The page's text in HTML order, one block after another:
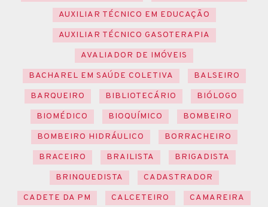
AUXILIAR TÉCNICO EM EDUCAÇÃO
AUXILIAR TÉCNICO GASOTERAPIA
AVALIADOR DE IMÓVEIS
BACHAREL EM SAÚDE COLETIVA
BALSEIRO
BARQUEIRO
BIBLIOTECÁRIO
BIÓLOGO
BIOMÉDICO
BIOQUÍMICO
BOMBEIRO
BOMBEIRO HIDRÁULICO
BORRACHEIRO
BRACEIRO
BRAILISTA
BRIGADISTA
BRINQUEDISTA
CADASTRADOR
CADETE DA PM
CALCETEIRO
CAMAREIRA